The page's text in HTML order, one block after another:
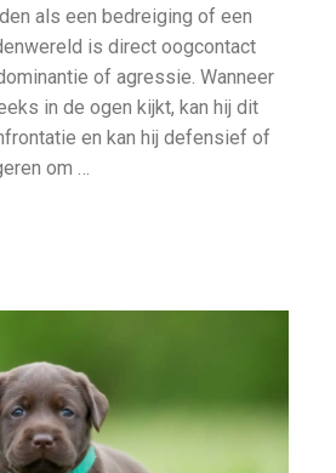
als een bedreiging of een
is direct oogcontact
of agressie. Wanneer
in de ogen kijkt, kan hij dit
en kan hij defensief of
om …